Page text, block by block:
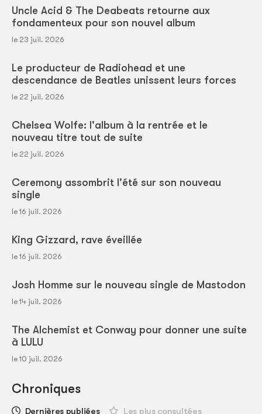
Uncle Acid & The Deabeats retourne aux
fondamenteux pour son nouvel album
le 23 juil. 2026
Le producteur de Radiohead et une
descendance de Beatles unissent leurs forces
le 22 juil. 2026
Chelsea Wolfe: l'album à la rentrée et le
nouveau titre tout de suite
le 22 juil. 2026
Ceremony assombrit l'été sur son nouveau
single
le 16 juil. 2026
King Gizzard, rave éveillée
le 16 juil. 2026
Josh Homme sur le nouveau single de Mastodon
le 14 juil. 2026
The Alchemist et Conway pour donner une suite
à LULU
le 10 juil. 2026
Chroniques
Dernières publiées Les plus consultées